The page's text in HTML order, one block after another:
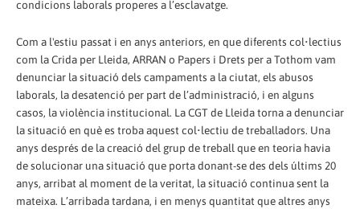
condicions laborals properes a l’esclavatge.
Com a l'estiu passat i en anys anteriors, en que diferents col•lectius
com la Crida per Lleida, ARRAN o Papers i Drets per a Tothom vam
denunciar la situació dels campaments a la ciutat, els abusos
laborals, la desatenció per part de l’administració, i en alguns
casos, la violència institucional. La CGT de Lleida torna a denunciar
la situació en què es troba aquest col•lectiu de treballadors. Una
anys després de la creació del grup de treball que en teoria havia
de solucionar una situació que porta donant-se des dels últims 20
anys, arribat al moment de la veritat, la situació continua sent la
mateixa. L’arribada tardana, i en menys quantitat que altres anys